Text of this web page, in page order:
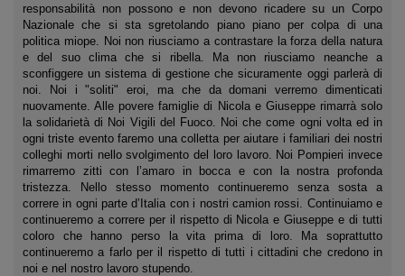
responsabilità non possono e non devono ricadere su un Corpo
Nazionale che si sta sgretolando piano piano per colpa di una
politica miope. Noi non riusciamo a contrastare la forza della natura
e del suo clima che si ribella. Ma non riusciamo neanche a
sconfiggere un sistema di gestione che sicuramente oggi parlerà di
noi. Noi i "soliti" eroi, ma che da domani verremo dimenticati
nuovamente. Alle povere famiglie di Nicola e Giuseppe rimarrà solo
la solidarietà di Noi Vigili del Fuoco. Noi che come ogni volta ed in
ogni triste evento faremo una colletta per aiutare i familiari dei nostri
colleghi morti nello svolgimento del loro lavoro. Noi Pompieri invece
rimarremo zitti con l’amaro in bocca e con la nostra profonda
tristezza. Nello stesso momento continueremo senza sosta a
correre in ogni parte d’Italia con i nostri camion rossi. Continuiamo e
continueremo a correre per il rispetto di Nicola e Giuseppe e di tutti
coloro che hanno perso la vita prima di loro. Ma soprattutto
continueremo a farlo per il rispetto di tutti i cittadini che credono in
noi e nel nostro lavoro stupendo.